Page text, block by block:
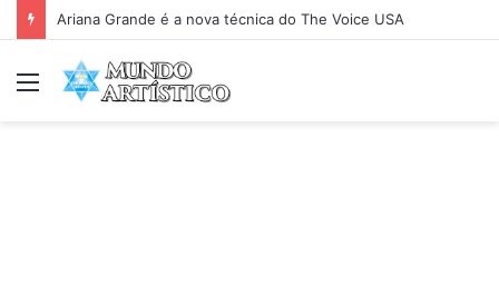
Ariana Grande é a nova técnica do The Voice USA
Menu